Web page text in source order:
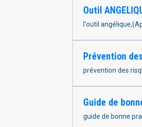
Outil
l'outil
Prévention
prévention des
Guide de
guide de bonne